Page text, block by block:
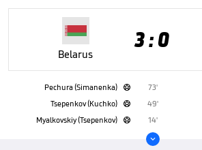
Belarus
3 : 0
Pechura (Simanenka) 
73'
Tsepenkov (Kuchko)

49'
Myalkovskiy (Tsepenkov)
 14'
